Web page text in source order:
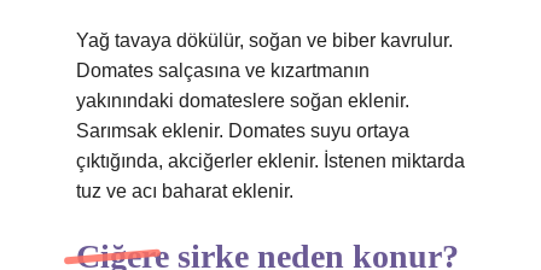
Yağ tavaya dökülür, soğan ve biber kavrulur.
Domates salçasına ve kızartmanın
yakınındaki domateslere soğan eklenir.
Sarımsak eklenir. Domates suyu ortaya
çıktığında, akciğerler eklenir. İstenen miktarda
tuz ve acı baharat eklenir.
Ciğere sirke neden konur?